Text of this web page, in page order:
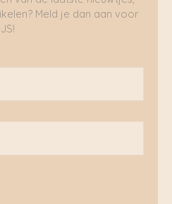
Meld je dan aan voor